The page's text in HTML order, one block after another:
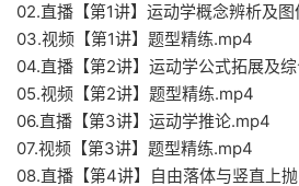
02.直播【第1讲】运动学概念辨析及
03.视频【第1讲】题型精练.mp4
04.直播【第2讲】运动学公式拓展及
05.视频【第2讲】题型精练.mp4
06.直播【第3讲】运动学推论.mp4
07.视频【第3讲】题型精练.mp4
08.直播【第4讲】自由落体与竖直上